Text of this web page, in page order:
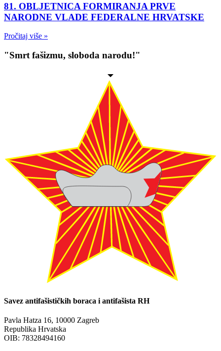
81. OBLJETNICA FORMIRANJA PRVE
NARODNE VLADE FEDERALNE HRVATSKE
Pročitaj više »
"Smrt fašizmu, sloboda narodu!"
Savez antifašističkih boraca i antifašista RH
Pavla Hatza 16, 10000 Zagreb
Republika Hrvatska
OIB: 78328494160